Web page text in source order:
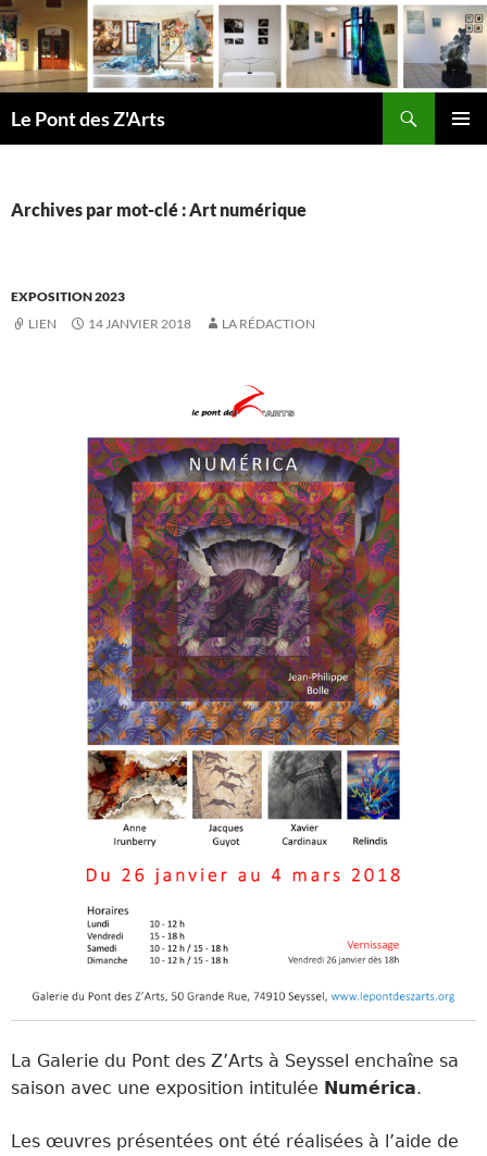
Aller
au
contenu
Le Pont des Z'Arts
Archives par mot-clé : Art numérique
EXPOSITION 2023
LIEN
14 JANVIER 2018 LA RÉDACTION
La Galerie du Pont des Z’Arts à Seyssel enchaîne sa
saison avec une exposition intitulée Numérica.
Les œuvres présentées ont été réalisées à l’aide de